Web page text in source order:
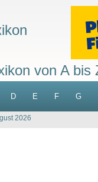
von A bis
D E F G
2026